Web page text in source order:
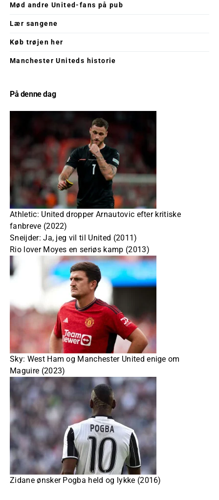
Mød andre United-fans på pub
Lær sangene
Køb trøjen her
Manchester Uniteds historie
På denne dag
Athletic: United dropper Arnautovic efter kritiske
fanbreve (2022)
Sneijder: Ja, jeg vil til United (2011)
Rio lover Moyes en seriøs kamp (2013)
Sky: West Ham og Manchester United enige om
Maguire (2023)
Zidane ønsker Pogba held og lykke (2016)